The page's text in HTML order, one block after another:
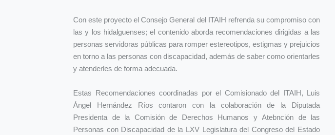
Con este proyecto el Consejo General del ITAIH refrenda su compromiso con
las y los hidalguenses; el contenido aborda recomendaciones dirigidas a las
personas servidoras públicas para romper estereotipos, estigmas y prejuicios
en torno a las personas con discapacidad, además de saber como orientarles
y atenderles de forma adecuada.
Estas Recomendaciones coordinadas por el Comisionado del ITAIH, Luis
Ángel Hernández Ríos contaron con la colaboración de la Diputada
Presidenta de la Comisión de Derechos Humanos y Atebnción de las
Personas con Discapacidad de la LXV Legislatura del Congreso del Estado